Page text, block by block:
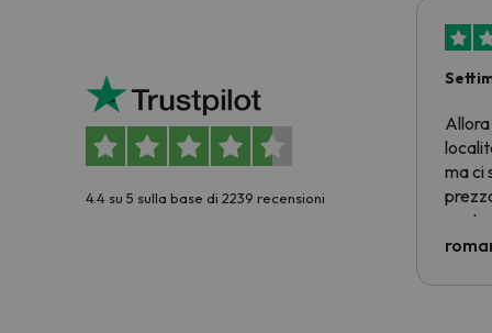
4.4 su 5 sulla base di 2239 recensioni
Allora
ma ci